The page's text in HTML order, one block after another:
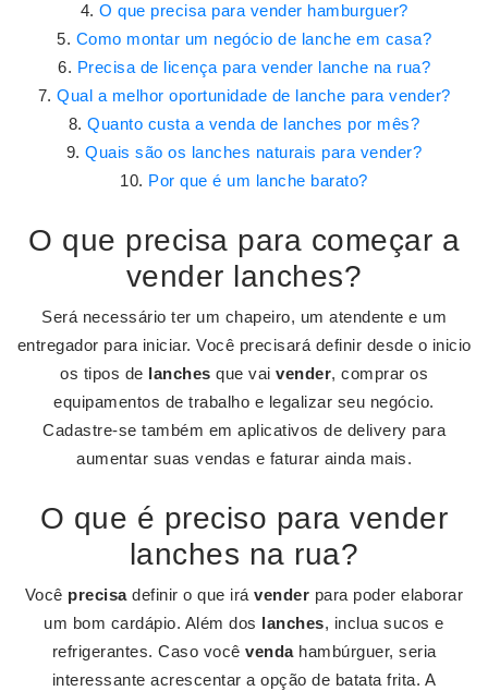
O que precisa para vender hamburguer?
Como montar um negócio de lanche em casa?
Precisa de licença para vender lanche na rua?
Qual a melhor oportunidade de lanche para vender?
Quanto custa a venda de lanches por mês?
Quais são os lanches naturais para vender?
Por que é um lanche barato?
O que precisa para começar a
vender lanches?
Será necessário ter um chapeiro, um atendente e um
entregador para iniciar. Você precisará definir desde o inicio
os tipos de lanches que vai vender, comprar os
equipamentos de trabalho e legalizar seu negócio.
Cadastre-se também em aplicativos de delivery para
aumentar suas vendas e faturar ainda mais.
O que é preciso para vender
lanches na rua?
Você precisadefinir o que irávender para poder elaborar
um bom cardápio. Além dos lanches, inclua sucos e
refrigerantes. Caso você vendahambúrguer, seria
interessante acrescentar a opção de batata frita. A